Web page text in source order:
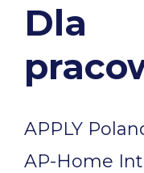
Dla
APPLY
AP-Home